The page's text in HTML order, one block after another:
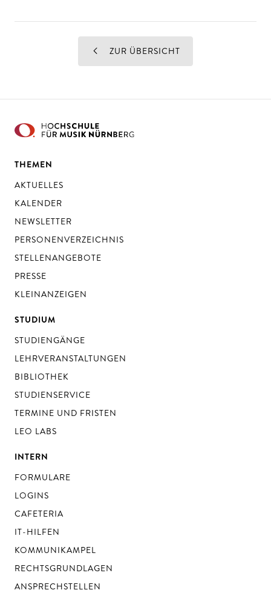
ZUR ÜBERSICHT
THEMEN
AKTUELLES
KALENDER
NEWSLETTER
PERSONENVERZEICHNIS
STELLENANGEBOTE
PRESSE
KLEINANZEIGEN
STUDIUM
STUDIENGÄNGE
LEHRVERANSTALTUNGEN
BIBLIOTHEK
STUDIENSERVICE
TERMINE UND FRISTEN
LEO LABS
INTERN
FORMULARE
LOGINS
CAFETERIA
IT-HILFEN
KOMMUNIKAMPEL
RECHTSGRUNDLAGEN
ANSPRECHSTELLEN